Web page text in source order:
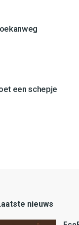
een schepje
nieuws